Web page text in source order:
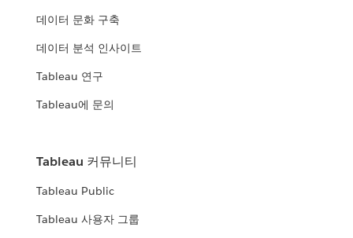
데이터 문화 구축
데이터 분석 인사이트
Tableau 연구
Tableau에 문의
Tableau 커뮤니티
Tableau Public
Tableau 사용자 그룹